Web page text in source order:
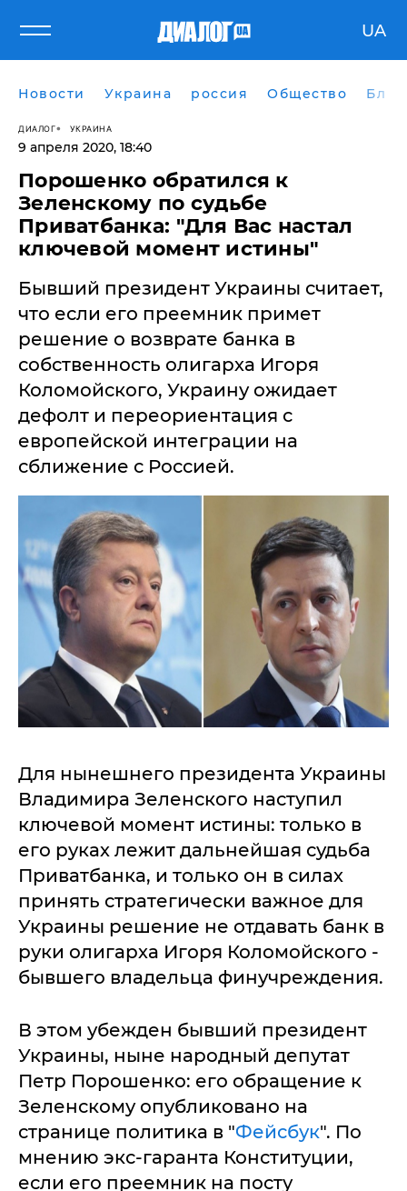
UA
Новости Украина россия Общество
ДИАЛОГ УКРАИНА
9 апреля 2020, 18:40
Порошенко обратился к
Зеленскому по судьбе
Приватбанка: "Для Вас настал
ключевой момент истины"
Бывший президент Украины считает,
что если его преемник примет
решение о возврате банка в
собственность олигарха Игоря
Коломойского, Украину ожидает
дефолт и переориентация с
европейской интеграции на
сближение с Россией.
Для нынешнего президента Украины
Владимира Зеленского наступил
ключевой момент истины: только в
его руках лежит дальнейшая судьба
Приватбанка, и только он в силах
принять стратегически важное для
Украины решение не отдавать банк в
руки олигарха Игоря Коломойского -
бывшего владельца финучреждения.
В этом убежден бывший президент
Украины, ныне народный депутат
Петр Порошенко: его обращение к
Зеленскому опубликовано на
странице политика в "Фейсбук". По
мнению экс-гаранта Конституции,
если его преемник на посту